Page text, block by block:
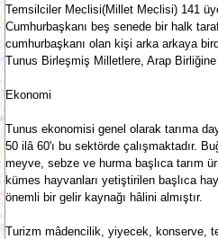
Temsilciler Meclisi(Millet Meclisi) 141
Cumhurbaşkanı beş senede bir halk
cumhurbaşkanı olan kişi arka arkaya
Tunus Birleşmiş Milletlere, Arap
Ekonomi
Tunus ekonomisi genel olarak tarıma
50 ilâ 60'ı bu sektörde çalışmaktadır.
meyve, sebze ve hurma başlıca tarım
kümes hayvanları yetiştirilen başlıca
önemli bir gelir kaynağı hâlini almıştır.
Turizm mâdencilik, yiyecek, konserve,